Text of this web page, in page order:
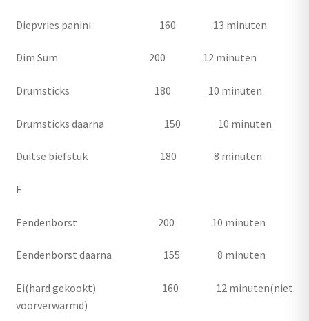
Diepvries panini 160 13 minuten
Dim Sum 200 12 minuten
Drumsticks 180 10 minuten
Drumsticks daarna 150 10 minuten
Duitse biefstuk 180 8 minuten
E
Eendenborst 200 10 minuten
Eendenborst daarna 155 8 minuten
Ei(hard gekookt) 160 12 minuten(niet
voorverwarmd)